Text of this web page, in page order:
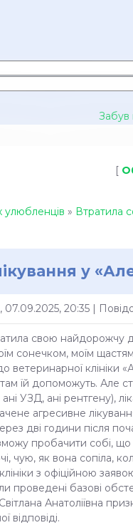
Забув
[
» Втратила
у
07.09.2025, 20:35 |
свою найдорожчу
сонечком, моїм
до ветеринарної
їй допоможуть. Але
ані УЗД, ані рентгену),
агресивне
дві години після
пробачити собі, що
чую, як вона
з офіційною
проведені базові
Анатоліївна
відповіді.